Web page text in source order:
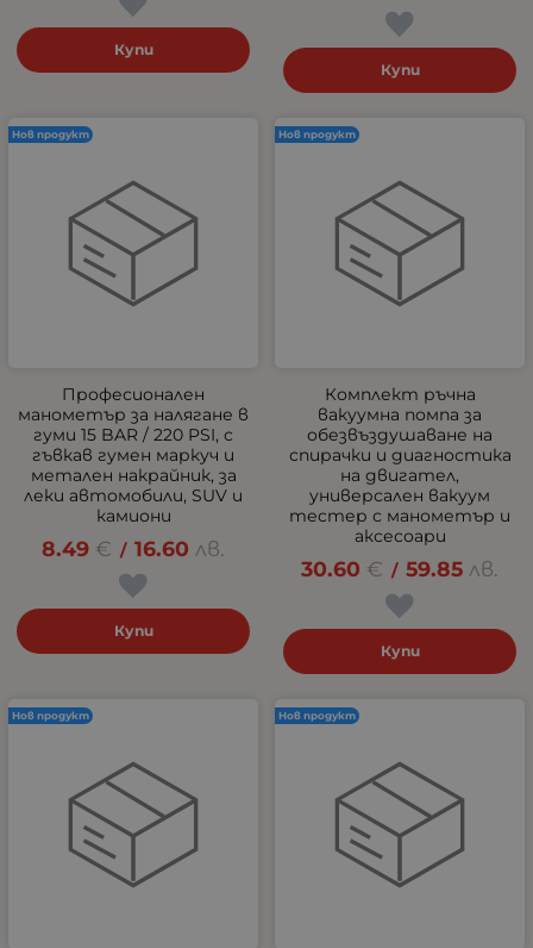
Купи
Купи
Професионален
манометър за налягане в
гуми 15 BAR / 220 PSI, с
гъвкав гумен маркуч и
метален накрайник, за
леки автомобили, SUV и
камиони
8.49 € / 16.60 лв.
Купи
Нов продукт
Комплект ръчна
вакуумна помпа за
обезвъздушаване на
спирачки и диагностика
на двигател,
универсален вакуум
тестер с манометър и
аксесоари
30.60 € / 59.85 лв.
Купи
Нов продукт
Нов продукт Нов продукт